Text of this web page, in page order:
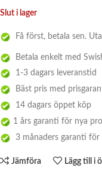
Slut i lager
Få först, betala sen.
Betala enkelt med
1-3 dagars leveranstid
Bäst pris med
14 dagars öppet köp
1 års garanti för nya
3 månaders garanti för
Jämföra Lägg till i